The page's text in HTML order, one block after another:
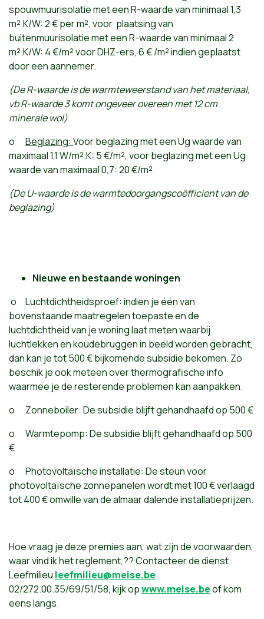
spouwmuurisolatie met een R-waarde van minimaal 1,3
m².K/W: 2 € per m², voor plaatsing van
buitenmuurisolatie met een R-waarde van minimaal 2
m².K/W: 4 €/m² voor DHZ-ers, 6 € /m² indien geplaatst
door een aannemer.
(De R-waarde is de warmteweerstand van het materiaal,
vb R-waarde 3 komt ongeveer overeen met 12 cm
minerale wol)
o Beglazing: Voor beglazing met een Ug waarde van
maximaal 1,1 W/m².K: 5 €/m², voor beglazing met een Ug
waarde van maximaal 0,7: 20 €/m².
(De U-waarde is de warmtedoorgangscoëfficient van de
beglazing)
Nieuwe en bestaande woningen
o Luchtdichtheidsproef: indien je één van
bovenstaande maatregelen toepaste en de
luchtdichtheid van je woning laat meten waarbij
luchtlekken en koudebruggen in beeld worden gebracht,
dan kan je tot 500 € bijkomende subsidie bekomen. Zo
beschik je ook meteen over thermografische info
waarmee je de resterende problemen kan aanpakken.
o Zonneboiler: De subsidie blijft gehandhaafd op 500 €
o Warmtepomp: De subsidie blijft gehandhaafd op 500
€
o Photovoltaïsche installatie: De steun voor
photovoltaïsche zonnepanelen wordt met 100 € verlaagd
tot 400 € omwille van de almaar dalende installatieprijzen.
Hoe vraag je deze premies aan, wat zijn de voorwaarden,
waar vind ik het reglement,?? Contacteer de dienst
Leefmilieu leefmilieu@meise.be
02/272.00.35/69/51/58, kijk opwww.meise.beof kom
eens langs.